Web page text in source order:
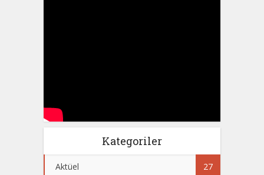
Kategoriler
Aktüel 27